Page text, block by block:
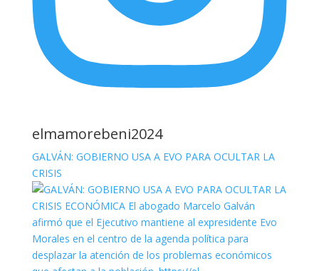
elmamorebeni2024
GALVÁN: GOBIERNO USA A EVO PARA OCULTAR LA
CRISIS